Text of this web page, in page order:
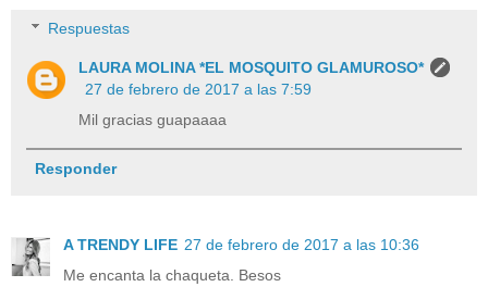
Respuestas
LAURA MOLINA *EL MOSQUITO GLAMUROSO*
27 de febrero de 2017 a las 7:59
Mil gracias guapaaaa
Responder
A TRENDY LIFE 27 de febrero de 2017 a las 10:36
Me encanta la chaqueta. Besos